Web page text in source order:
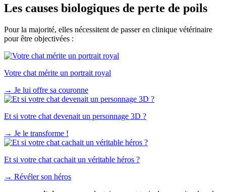
Les causes biologiques de perte de poils
Pour la majorité, elles nécessitent de passer en clinique vétérinaire
pour être objectivées :
Votre chat mérite un portrait royal
→ Je lui offre sa couronne
Et si votre chat devenait un personnage 3D ?
→ Je le transforme !
Et si votre chat cachait un véritable héros ?
→ Révéler son héros